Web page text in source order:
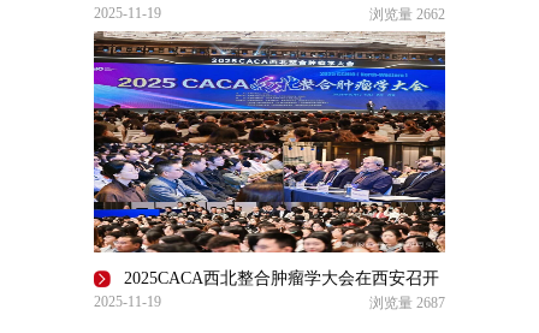
2025-11-19 浏览量 2662
2025CACA西北整合肿瘤学大会在西安召开
2025-11-19 浏览量 2687